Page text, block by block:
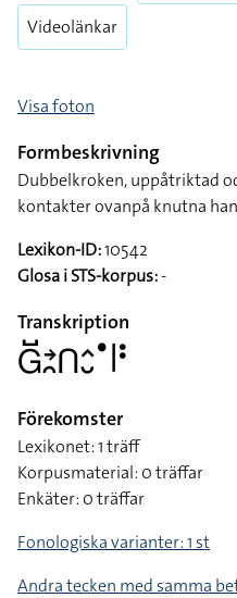
Videolänkar
Visa foton
Formbeskrivning
Dubbelkroken, uppåtriktad
kontakter ovanpå knutna
Lexikon-ID:10542
Glosa i STS-korpus:-
Transkription
􌤦􌤹􌥔􌥘􌤽􌤵􌤷􌤟􌥼􌥻
Förekomster
Lexikonet: 1 träff
Korpusmaterial: 0 träffar
Enkäter: 0 träffar
Fonologiska varianter: 1 st
Andra tecken med samma